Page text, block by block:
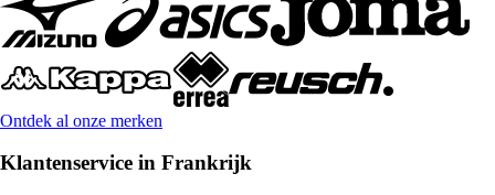
Ontdek al onze merken
Klantenservice in Frankrijk